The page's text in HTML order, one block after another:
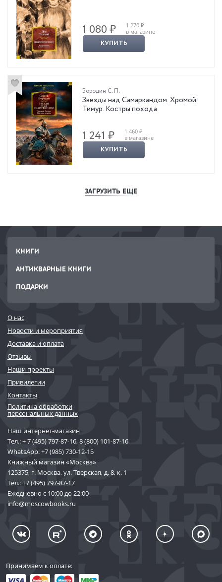
1 080 ₽
1 270 ₽
в магазине
КУПИТЬ
Бородин С. П.
Звезды над Самаркандом. Хромой
Тимур. Костры похода
1 241 ₽
1 460 ₽
в магазине
КУПИТЬ
ЗАГРУЗИТЬ ЕЩЕ
КНИГИ
АНТИКВАРНЫЕ КНИГИ
ПОДАРКИ
О нас
Новости и мероприятия
Доставка и оплата
Отзывы
Наши проекты
Привилегии
Контакты
Политика обработки
персональных данных
Наш интернет-магазин
Тел.:+ 7 (495) 797-87-16,8 (800) 101-87-16
WhatsApp:+7 (985) 730-12-15
Книжный магазин «Москва»
125375, г. Москва, ул. Тверская, д. 8, к. 1
Тел.:+7 (495) 797-87-17
Ежедневно с 10:00 до 22:00
info@moscowbooks.ru
Принимаем к оплате: